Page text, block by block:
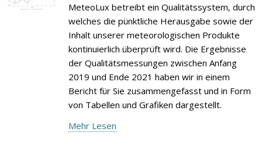
MeteoLux betreibt ein Qualitätssystem, durch
welches die pünktliche Herausgabe sowie der
Inhalt unserer meteorologischen Produkte
kontinuierlich überprüft wird. Die Ergebnisse
der Qualitätsmessungen zwischen Anfang
2019 und Ende 2021 haben wir in einem
Bericht für Sie zusammengefasst und in Form
von Tabellen und Grafiken dargestellt.
Mehr Lesen